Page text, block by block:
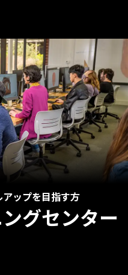
ップを目指す方
グセンター